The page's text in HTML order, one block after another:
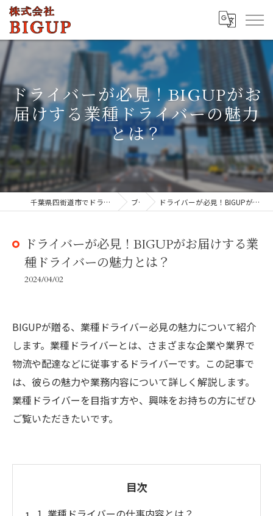
ドライバーが必見！BIGUPがお
届けする業種ドライバーの魅力
とは？
千葉県四街道市でドライバーの求人なら株式会社BIGUP ブログ ドライバーが必見！BIGUPがお届けする業種ドライバーの魅力とは？
ドライバーが必見！BIGUPがお届けする業
種ドライバーの魅力とは？
2024/04/02
BIGUPが贈る、業種ドライバー必見の魅力について紹介
します。業種ドライバーとは、さまざまな企業や業界で
物流や配達などに従事するドライバーです。この記事で
は、彼らの魅力や業務内容について詳しく解説します。
業種ドライバーを目指す方や、興味をお持ちの方にぜひ
ご覧いただきたいです。
目次